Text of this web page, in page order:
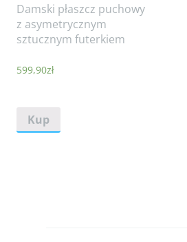
Damski płaszcz puchowy
z asymetrycznym
sztucznym futerkiem
599,90zł
Kup